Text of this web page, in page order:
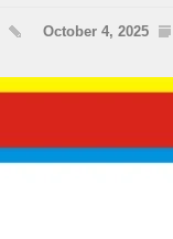
October 4, 2025